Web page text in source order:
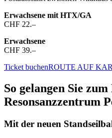
Erwachsene mit HTX/GA
CHF 22.–
Erwachsene
CHF 39.–
Ticket buchenROUTE AUF
So gelangen Sie
Resonsanzzentrum
Mit der neuen